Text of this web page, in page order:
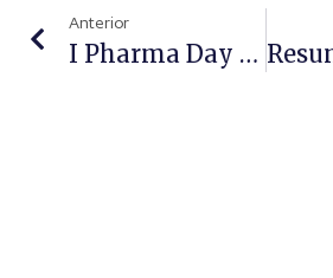
Anterior
I Pharma Day Para Conectar Y Fortalecer La Relación Farmacéutico-Paciente